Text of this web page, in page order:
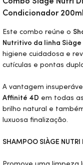
Condicionador
Este combo reúne o
Nutritivo da linha
higiene cuidadosa e
cutículas e pontas
A vantagem
Affinité 4D em todas
brilho natural e
luxuosa finalização.
SHAMPOO SIÀGE